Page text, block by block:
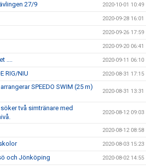
27/9 2020-10-01 10:49
2020-09-28 16:01
2020-09-26 17:59
2020-09-20 06:41
.... 2020-09-11 06:10
RIG/NIU 2020-08-31 17:15
SPEEDO SWIM (25 m)
2020-08-31 13:31
två simtränare med
2020-08-12 09:03
2020-08-12 08:58
2020-08-03 15:23
och Jönköping 2020-08-02 14:55